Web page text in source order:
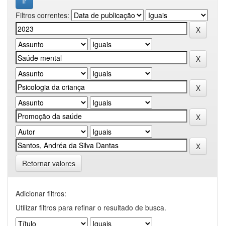
Filtros correntes:
Retornar valores
Adicionar filtros:
Utilizar filtros para refinar o resultado de busca.